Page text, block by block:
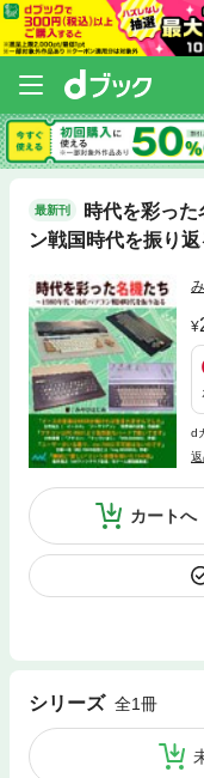
最新刊
時代を彩っ
ン戦国時代を振り返
d
カートへ
シリーズ 全1冊